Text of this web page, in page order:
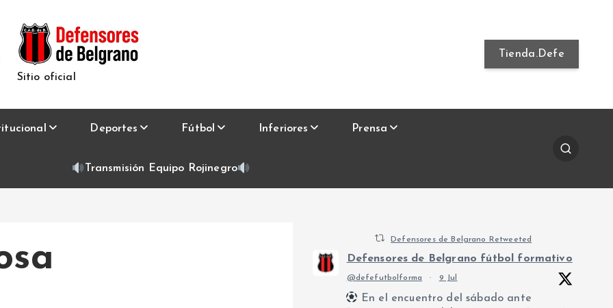
Sitio oficial
Tienda.Defe
Deportes Fútbol Inferiores Prensa
Transmisión Equipo Rojinegro
Defensores de Belgrano Retweeted
Defensores de Belgrano fútbol formativo
@defefutbolforma · 9 Jul
En el encuentro del sábado ante